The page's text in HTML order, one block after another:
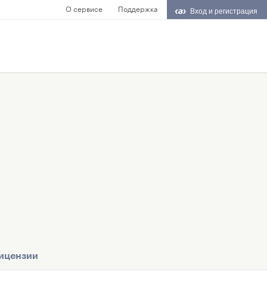
О сервисе Поддержка Вход и регистрация